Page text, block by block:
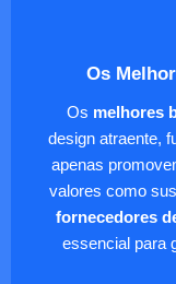
Os
Os melhores
design atraente,
apenas
valores como
fornecedores
essencial para